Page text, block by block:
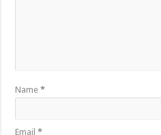
Name*
Email*